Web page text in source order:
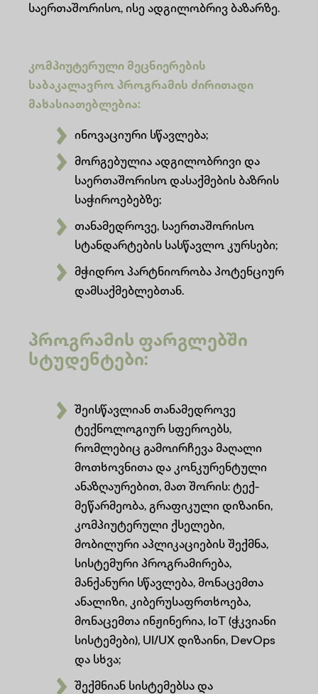
საერთაშორისო, ისე ადგილობრივ ბაზარზე.
კომპიუტერული მეცნიერების
საბაკალავრო პროგრამის ძირითადი
მახასიათებლებია:
ინოვაციური სწავლება;
მორგებულია ადგილობრივი და
საერთაშორისო დასაქმების ბაზრის
საჭიროებებზე;
თანამედროვე, საერთაშორისო
სტანდარტების სასწავლო კურსები;
მჭიდრო პარტნიორობა პოტენციურ
დამსაქმებლებთან.
პროგრამის ფარგლებში
სტუდენტები:
შეისწავლიან თანამედროვე
ტექნოლოგიურ სფეროებს,
რომლებიც გამოირჩევა მაღალი
მოთხოვნითა და კონკურენტული
ანაზღაურებით, მათ შორის: ტექ-
მეწარმეობა, გრაფიკული დიზაინი,
კომპიუტერული ქსელები,
მობილური აპლიკაციების შექმნა,
სისტემური პროგრამირება,
მანქანური სწავლება, მონაცემთა
ანალიზი, კიბერუსაფრთხოება,
მონაცემთა ინჟინერია, IoT (ჭკვიანი
სისტემები), UI/UX დიზაინი, DevOps
და სხვა;
შექმნიან სისტემებსა და